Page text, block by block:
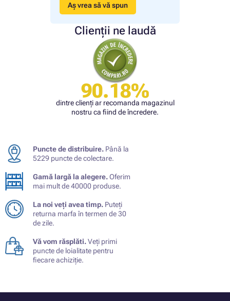
Aș vrea să vă spun
Clienții ne laudă
90.18%
dintre clienți ar recomanda magazinul
nostru ca fiind de încredere.
Puncte de distribuire. Până la
5229 puncte de colectare.
Gamă largă la alegere.Oferim
mai mult de 40000 produse.
La noi veți avea timp. Puteți
returna marfa în termen de 30
de zile.
Vă vom răsplăti.Veți primi
puncte de loialitate pentru
fiecare achiziție.